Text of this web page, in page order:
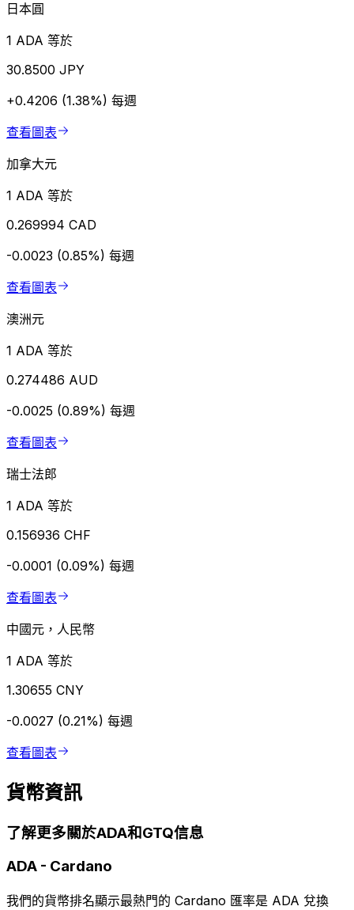
日本圓
1 ADA 等於
30.8500 JPY
+0.4206 (1.38%) 每週
查看圖表
加拿大元
1 ADA 等於
0.269994 CAD
-0.0023 (0.85%) 每週
查看圖表
澳洲元
1 ADA 等於
0.274486 AUD
-0.0025 (0.89%) 每週
查看圖表
瑞士法郎
1 ADA 等於
0.156936 CHF
-0.0001 (0.09%) 每週
查看圖表
中國元，人民幣
1 ADA 等於
1.30655 CNY
-0.0027 (0.21%) 每週
查看圖表
貨幣資訊
了解更多關於ADA和GTQ信息
ADA - Cardano
我們的貨幣排名顯示最熱門的 Cardano 匯率是 ADA 兌換